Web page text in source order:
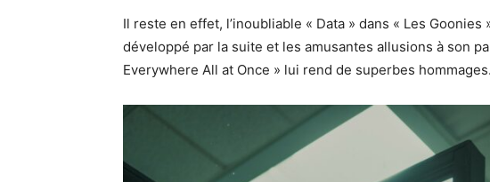
Il reste en effet, l’inoubliable « Data » dans « Les
développé par la suite et les amusantes allusions à son
Everywhere All at Once » lui rend de superbes hommages.